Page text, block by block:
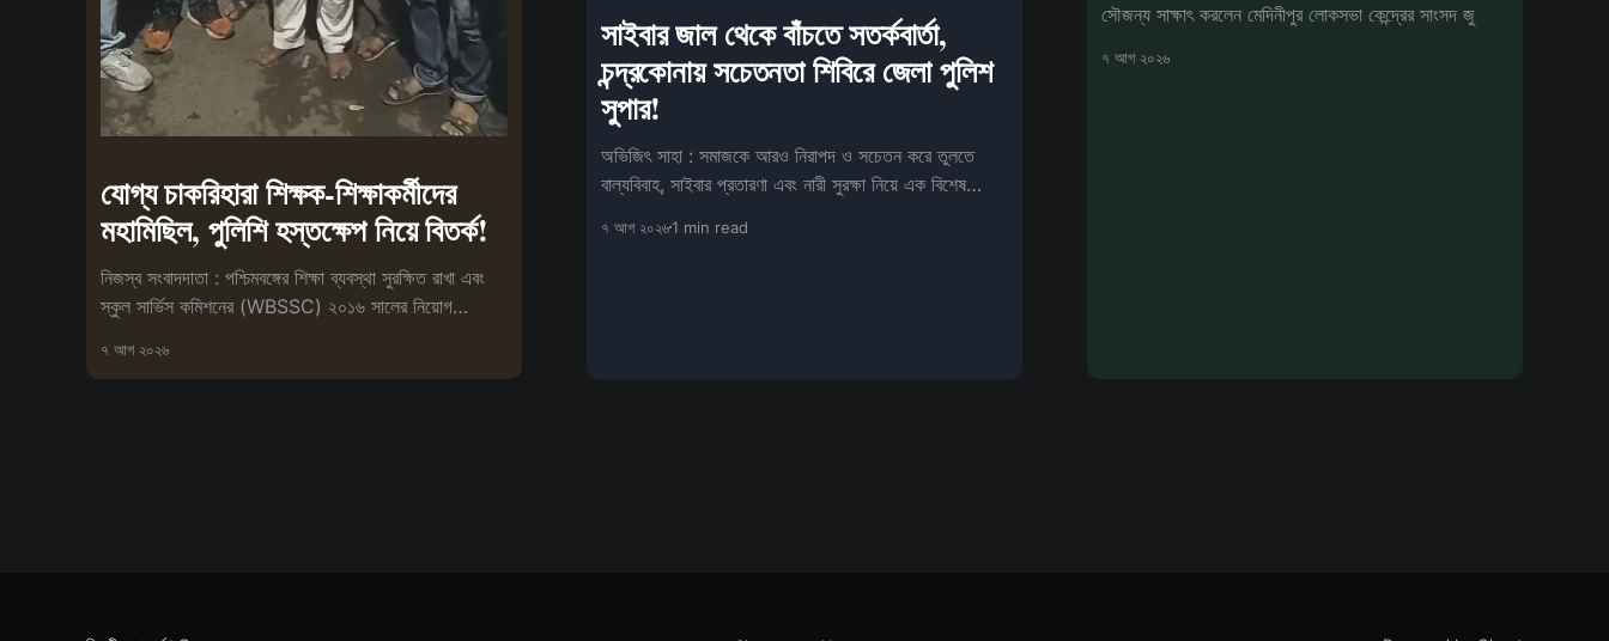
যোগ্য চাকরিহারা শিক্ষক-শিক্ষাকর্মীদের
মহামিছিল, পুলিশি হস্তক্ষেপ নিয়ে বিতর্ক!
নিজস্ব সংবাদদাতা : পশ্চিমবঙ্গের শিক্ষা ব্যবস্থা সুরক্ষিত রাখা এবং
স্কুল সার্ভিস কমিশনের (WBSSC) ২০১৬ সালের নিয়োগ
৭ আগ ২০২৬
সাইবার জাল থেকে বাঁচতে সতর্কবার্তা,
চন্দ্রকোনায় সচেতনতা শিবিরে জেলা পুলিশ
সুপার!
অভিজিৎ সাহা : সমাজকে আরও নিরাপদ ও সচেতন করে তুলতে
বাল্যবিবাহ, সাইবার প্রতারণা এবং নারী সুরক্ষা নিয়ে এক বিশেষ
৭ আগ ২০২৬1 min read
সৌজন্য সাক্ষাৎ করলেন মেদিনীপুর লোকসভা কেন্দ্রের সাংসদ জু
৭ আগ ২০২৬